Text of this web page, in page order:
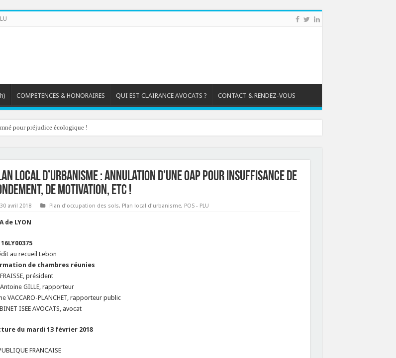
COMPETENCES & HONORAIRES QUI EST CLAIRANCE AVOCATS ? CONTACT & RENDEZ-VOUS
pour préjudice écologique !
Local d’Urbanisme : annulation d’une OAP pour insuffisance de
de motivation, etc !
30 avril 2018 Plan d'occupation des sols, Plan local d'urbanisme, POS - PLU
de LYON
16LY00375
au recueil Lebon
de chambres réunies
président
GILLE, rapporteur
VACCARO-PLANCHET, rapporteur public
ISEE AVOCATS, avocat
du mardi 13 février 2018
FRANCAISE